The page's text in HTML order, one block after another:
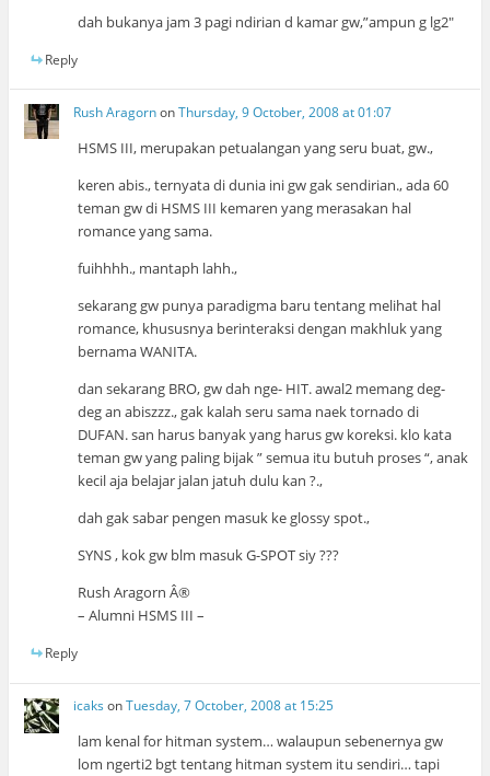
dah bukanya jam 3 pagi ndirian d kamar gw,”ampun g lg2″
Reply
Rush AragornonThursday, 9 October, 2008 at 01:07
HSMS III, merupakan petualangan yang seru buat, gw.,
keren abis., ternyata di dunia ini gw gak sendirian., ada 60
teman gw di HSMS III kemaren yang merasakan hal
romance yang sama.
fuihhhh., mantaph lahh.,
sekarang gw punya paradigma baru tentang melihat hal
romance, khususnya berinteraksi dengan makhluk yang
bernama WANITA.
dan sekarang BRO, gw dah nge- HIT. awal2 memang deg-
deg an abiszzz., gak kalah seru sama naek tornado di
DUFAN. san harus banyak yang harus gw koreksi. klo kata
teman gw yang paling bijak ” semua itu butuh proses “, anak
kecil aja belajar jalan jatuh dulu kan ?.,
dah gak sabar pengen masuk ke glossy spot.,
SYNS , kok gw blm masuk G-SPOT siy ???
Rush Aragorn Â®
– Alumni HSMS III –
Reply
icaks onTuesday, 7 October, 2008 at 15:25
lam kenal for hitman system… walaupun sebenernya gw
lom ngerti2 bgt tentang hitman system itu sendiri… tapi